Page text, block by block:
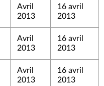
Avril
2013
16 avril
2013
Avril
2013
16 avril
2013
Avril
2013
16 avril
2013